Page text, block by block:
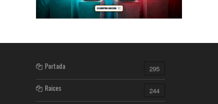
Portada 295
Raices 244